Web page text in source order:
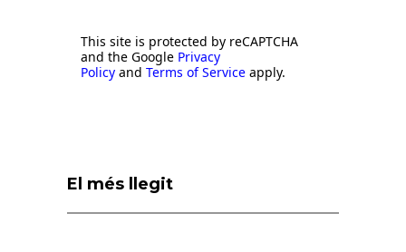
This site is protected by reCAPTCHA
and the Google Privacy
Policy and Terms of Service apply.
El més llegit